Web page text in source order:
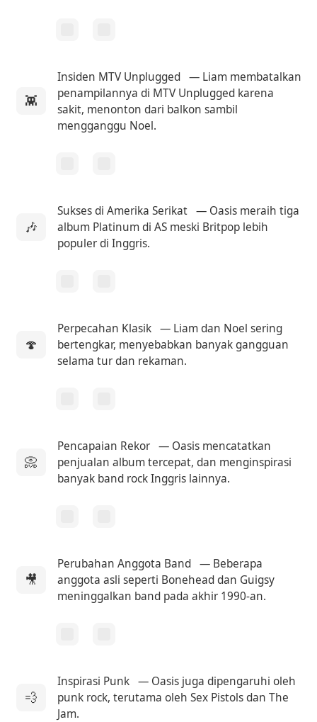
👾
Insiden MTV Unplugged — Liam membatalkan
penampilannya di MTV Unplugged karena
sakit, menonton dari balkon sambil
mengganggu Noel.
🎶
Sukses di Amerika Serikat — Oasis meraih tiga
album Platinum di AS meski Britpop lebih
populer di Inggris.
🍄
Perpecahan Klasik — Liam dan Noel sering
bertengkar, menyebabkan banyak gangguan
selama tur dan rekaman.
📀
Pencapaian Rekor — Oasis mencatatkan
penjualan album tercepat, dan menginspirasi
banyak band rock Inggris lainnya.
🎥
Perubahan Anggota Band — Beberapa
anggota asli seperti Bonehead dan Guigsy
meninggalkan band pada akhir 1990-an.
💨
Inspirasi Punk — Oasis juga dipengaruhi oleh
punk rock, terutama oleh Sex Pistols dan The
Jam.